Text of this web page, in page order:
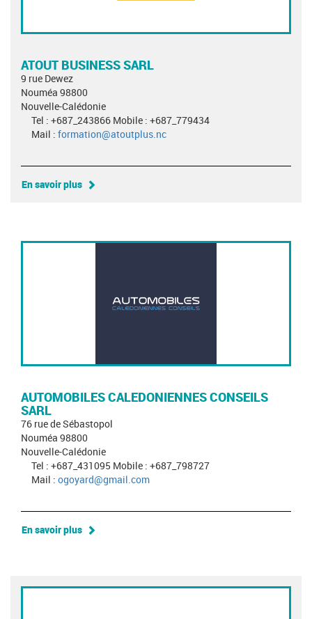
ATOUT BUSINESS SARL
9 rue Dewez
Nouméa 98800
Nouvelle-Calédonie
Tel : +687_243866 Mobile : +687_779434
Mail : formation@atoutplus.nc
En savoir plus
AUTOMOBILES CALEDONIENNES CONSEILS
SARL
76 rue de Sébastopol
Nouméa 98800
Nouvelle-Calédonie
Tel : +687_431095 Mobile : +687_798727
Mail : ogoyard@gmail.com
En savoir plus